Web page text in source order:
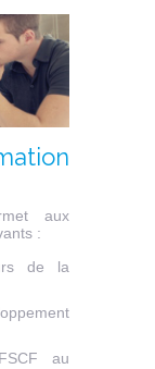
aux
:
de la
au